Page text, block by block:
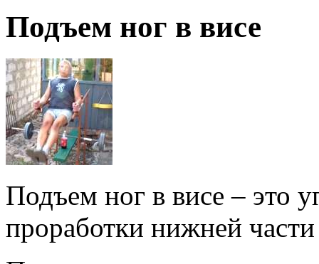
Подъем ног в висе
Подъем ног в висе – это
проработки нижней части